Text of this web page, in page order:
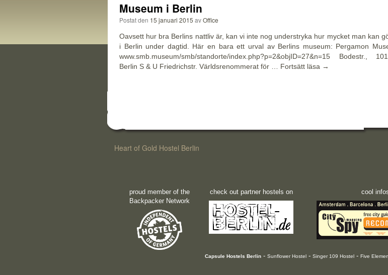
Museum i Berlin
Postat den 15 januari 2015 avOffice
Oavsett hur bra Berlins nattliv är, kan vi inte nog understryka hur mycket man kan
i Berlin under dagtid. Här en bara ett urval av Berlins museum: Pergamon
www.smb.museum/smb/standorte/index.php?p=2&objID=27&n=15 Bodestr.,
Berlin S & U Friedrichstr. Världsrenommerat för … Fortsätt läsa →
Heart of Gold Hostel Berlin
proud member of the
Backpacker Network
check out partner hostels on cool
Capsule Hostels Berlin - Sunflower Hostel - Singer 109 Hostel - Five